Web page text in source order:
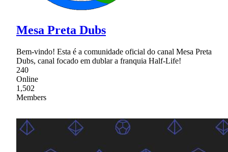
Mesa Preta Dubs
Bem-vindo! Esta é a comunidade oficial do canal Mesa Preta
Dubs, canal focado em dublar a franquia Half-Life!
240
Online
1,502
Members